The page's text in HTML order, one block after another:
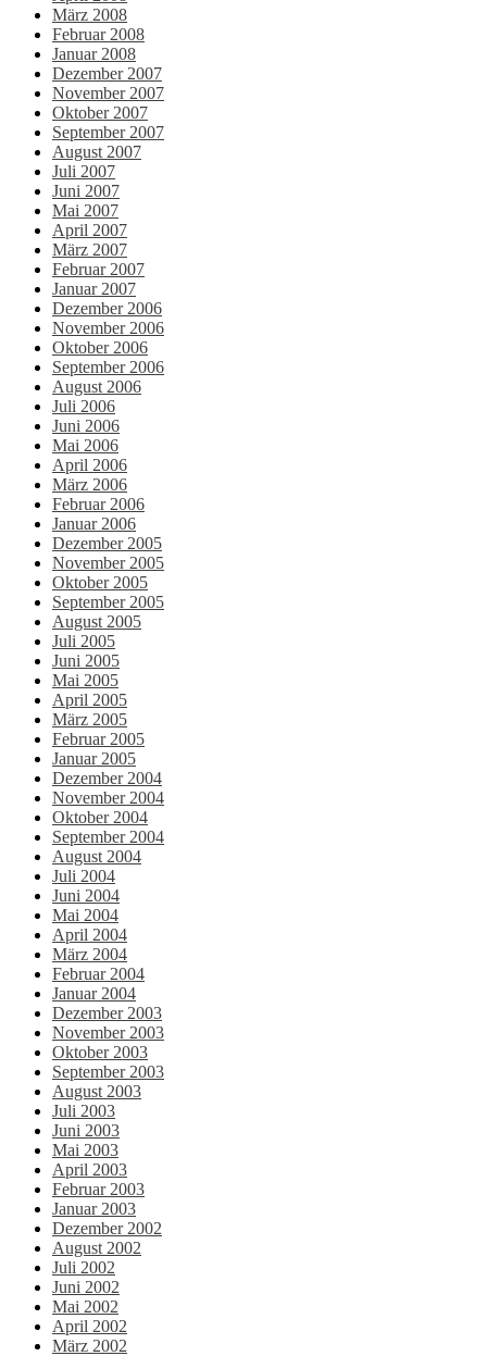
März 2008
Februar 2008
Januar 2008
Dezember 2007
November 2007
Oktober 2007
September 2007
August 2007
Juli 2007
Juni 2007
Mai 2007
April 2007
März 2007
Februar 2007
Januar 2007
Dezember 2006
November 2006
Oktober 2006
September 2006
August 2006
Juli 2006
Juni 2006
Mai 2006
April 2006
März 2006
Februar 2006
Januar 2006
Dezember 2005
November 2005
Oktober 2005
September 2005
August 2005
Juli 2005
Juni 2005
Mai 2005
April 2005
März 2005
Februar 2005
Januar 2005
Dezember 2004
November 2004
Oktober 2004
September 2004
August 2004
Juli 2004
Juni 2004
Mai 2004
April 2004
März 2004
Februar 2004
Januar 2004
Dezember 2003
November 2003
Oktober 2003
September 2003
August 2003
Juli 2003
Juni 2003
Mai 2003
April 2003
Februar 2003
Januar 2003
Dezember 2002
August 2002
Juli 2002
Juni 2002
Mai 2002
April 2002
März 2002